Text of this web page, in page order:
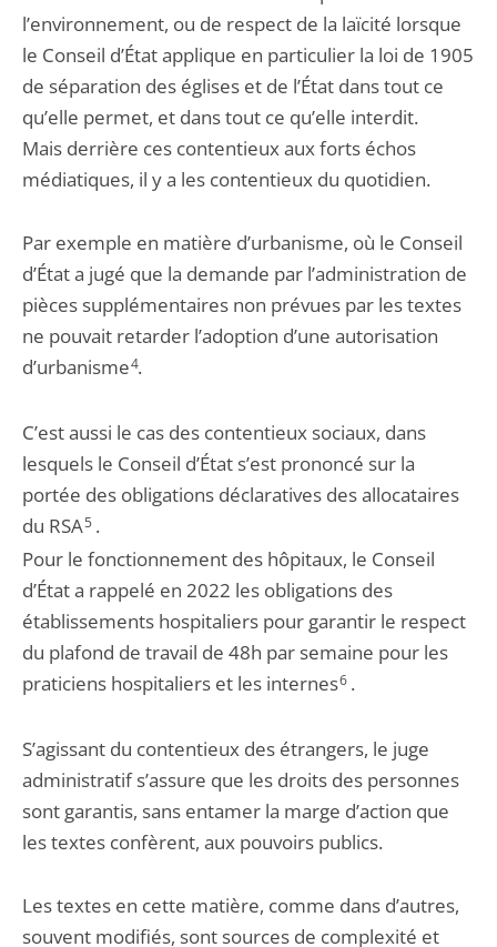
l’environnement, ou de respect de la laïcité lorsque
le Conseil d’État applique en particulier la loi de 1905
de séparation des églises et de l’État dans tout ce
qu’elle permet, et dans tout ce qu’elle interdit.
Mais derrière ces contentieux aux forts échos
médiatiques, il y a les contentieux du quotidien.
Par exemple en matière d’urbanisme, où le Conseil
d’État a jugé que la demande par l’administration de
pièces supplémentaires non prévues par les textes
ne pouvait retarder l’adoption d’une autorisation
d’urbanisme4.
C’est aussi le cas des contentieux sociaux, dans
lesquels le Conseil d’État s’est prononcé sur la
portée des obligations déclaratives des allocataires
du RSA5.
Pour le fonctionnement des hôpitaux, le Conseil
d’État a rappelé en 2022 les obligations des
établissements hospitaliers pour garantir le respect
du plafond de travail de 48h par semaine pour les
praticiens hospitaliers et les internes6.
S’agissant du contentieux des étrangers, le juge
administratif s’assure que les droits des personnes
sont garantis, sans entamer la marge d’action que
les textes confèrent, aux pouvoirs publics.
Les textes en cette matière, comme dans d’autres,
souvent modifiés, sont sources de complexité et